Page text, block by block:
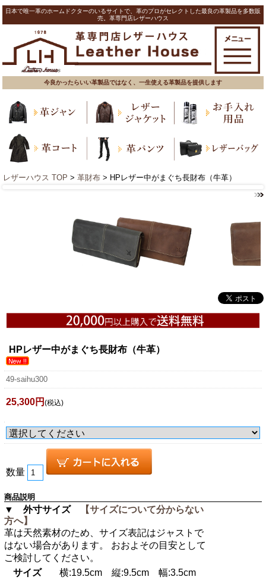
日本で唯一革のホームドクターのいるサイトで、革のプロがセレクトした最良の革製品を多数販
売。革専門店レザーハウス
今良かったらいい革製品ではなく、一生使える革製品を提供します
レザーハウス TOP > 革財布 > HPレザー中がまぐち長財布（牛革）
HPレザー中がまぐち長財布（牛革）
49-saihu300
25,300円 (税込)
数量
商品説明
▼ 外寸サイズ
【サイズについて分からない
方へ】
革は天然素材のため、サイズ表記はジャストで
はない場合があります。 おおよその目安として
ご検討してください。
サイズ
横:19.5cm 縦:9.5cm 幅:3.5cm